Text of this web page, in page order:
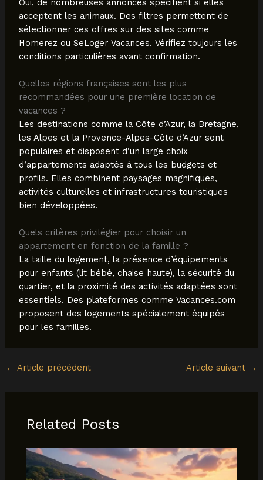
Oui, de nombreuses annonces spécifient si elles
acceptent les animaux. Des filtres permettent de
sélectionner ces offres sur des sites comme
Homerez ou SeLoger Vacances. Vérifiez toujours les
conditions particulières avant confirmation.
Quelles régions françaises sont les plus
recommandées pour une première location de
vacances ?
Les destinations comme la Côte d’Azur, la Bretagne,
les Alpes et la Provence-Alpes-Côte d’Azur sont
populaires et disposent d’un large choix
d’appartements adaptés à tous les budgets et
profils. Elles combinent paysages magnifiques,
activités culturelles et infrastructures touristiques
bien développées.
Quels critères privilégier pour choisir un
appartement en fonction de la famille ?
La taille du logement, la présence d’équipements
pour enfants (lit bébé, chaise haute), la sécurité du
quartier, et la proximité des activités adaptées sont
essentiels. Des plateformes comme Vacances.com
proposent des logements spécialement équipés
pour les familles.
← Article précédent Article suivant →
Related Posts